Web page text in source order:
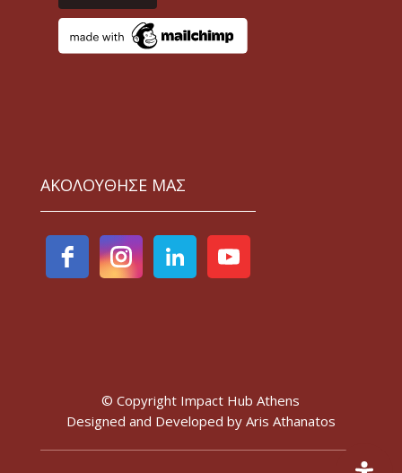
ΑΚΟΛΟΥΘΗΣΕ ΜΑΣ
© Copyright Impact Hub Athens
Designed and Developed by Aris Athanatos